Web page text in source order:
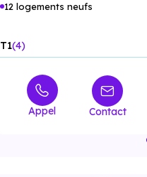
12 logements neufs
T1 4
Appel Contact